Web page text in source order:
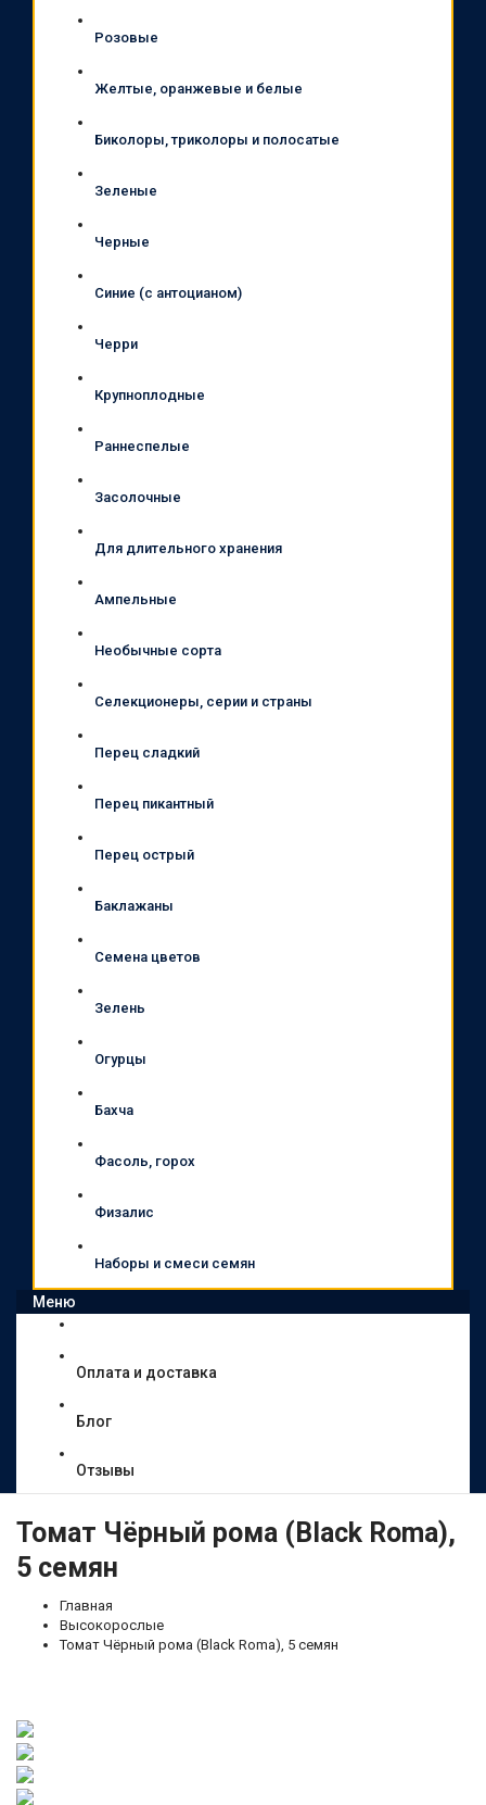
Розовые
Желтые, оранжевые и белые
Биколоры, триколоры и полосатые
Зеленые
Черные
Синие (с антоцианом)
Черри
Крупноплодные
Раннеспелые
Засолочные
Для длительного хранения
Ампельные
Необычные сорта
Селекционеры, серии и страны
Перец сладкий
Перец пикантный
Перец острый
Баклажаны
Семена цветов
Зелень
Огурцы
Бахча
Фасоль, горох
Физалис
Наборы и смеси семян
Меню
Оплата и доставка
Блог
Отзывы
Томат Чёрный рома (Black Roma),
5 семян
Главная
Высокорослые
Томат Чёрный рома (Black Roma), 5 семян